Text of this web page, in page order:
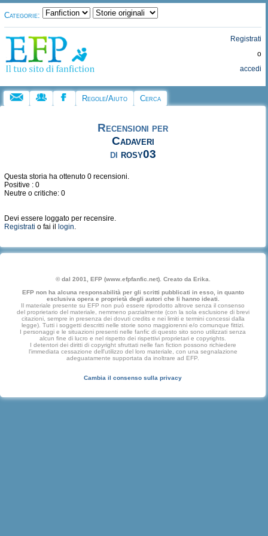
Categorie:
Registrati
o
accedi
Regole/Aiuto Cerca
Recensioni per
Cadaveri
di rosy03
Questa storia ha ottenuto 0 recensioni.
Positive : 0
Neutre o critiche: 0
Devi essere loggato per recensire.
Registrati o fai il login.
© dal 2001, EFP (www.efpfanfic.net). Creato da Erika.
EFP non ha alcuna responsabilità per gli scritti pubblicati in esso, in quanto
esclusiva opera e proprietà degli autori che li hanno ideati.
Il materiale presente su EFP non può essere riprodotto altrove senza il consenso
del proprietario del materiale, nemmeno parzialmente (con la sola esclusione di brevi
citazioni, sempre in presenza dei dovuti credits e nei limiti e termini concessi dalla
legge). Tutti i soggetti descritti nelle storie sono maggiorenni e/o comunque fittizi.
I personaggi e le situazioni presenti nelle fanfic di questo sito sono utilizzati senza
alcun fine di lucro e nel rispetto dei rispettivi proprietari e copyrights.
I detentori dei diritti di copyright sfruttati nelle fan fiction possono richiedere
l'immediata cessazione dell'utilizzo del loro materiale, con una segnalazione
adeguatamente supportata da inoltrare ad EFP.
Cambia il consenso sulla privacy